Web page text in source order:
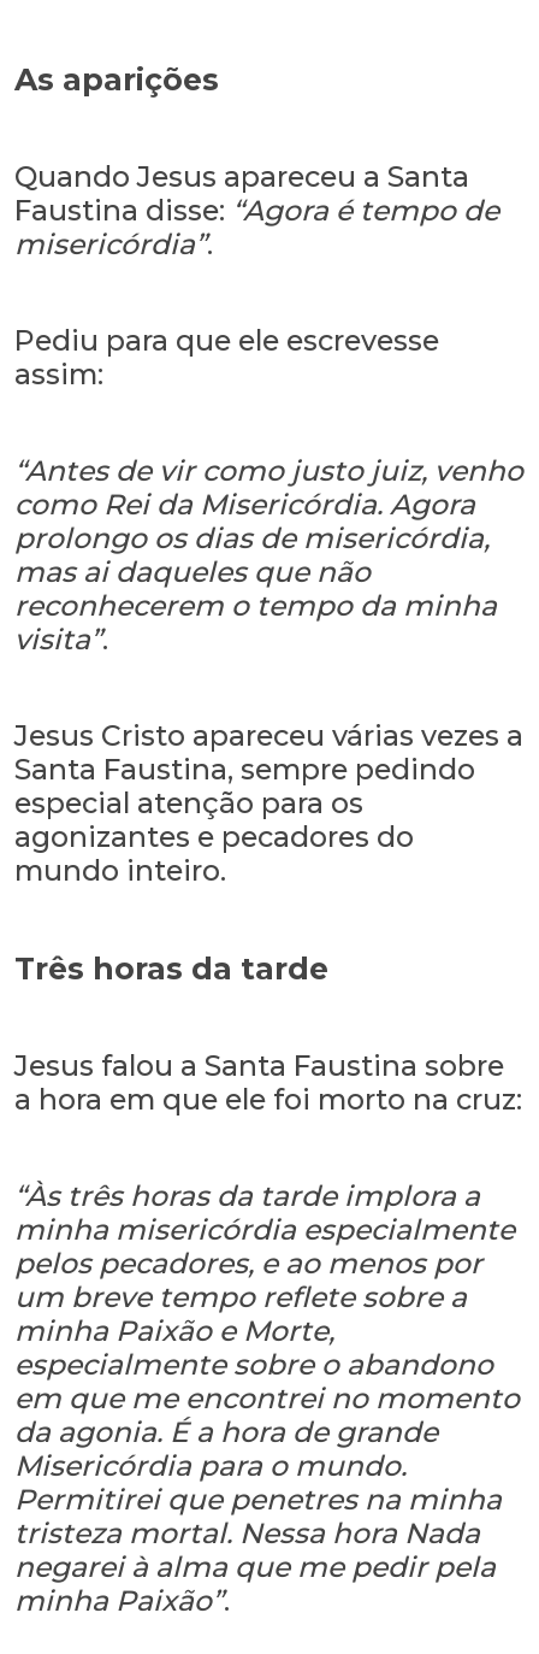
As aparições
Quando Jesus apareceu a Santa
Faustina disse: “Agora é tempo de
misericórdia”.
Pediu para que ele escrevesse
assim:
“Antes de vir como justo juiz, venho
como Rei da Misericórdia. Agora
prolongo os dias de misericórdia,
mas ai daqueles que não
reconhecerem o tempo da minha
visita”.
Jesus Cristo apareceu várias vezes a
Santa Faustina, sempre pedindo
especial atenção para os
agonizantes e pecadores do
mundo inteiro.
Três horas da tarde
Jesus falou a Santa Faustina sobre
a hora em que ele foi morto na cruz:
“Às três horas da tarde implora a
minha misericórdia especialmente
pelos pecadores, e ao menos por
um breve tempo reflete sobre a
minha Paixão e Morte,
especialmente sobre o abandono
em que me encontrei no momento
da agonia. É a hora de grande
Misericórdia para o mundo.
Permitirei que penetres na minha
tristeza mortal. Nessa hora Nada
negarei à alma que me pedir pela
minha Paixão”.